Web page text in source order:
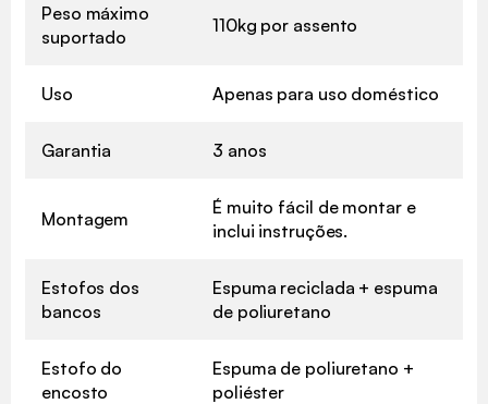
Peso máximo
suportado
110kg por assento
Uso Apenas para uso doméstico
Garantia 3 anos
Montagem
É muito fácil de montar e
inclui instruções.
Estofos dos
bancos
Espuma reciclada + espuma
de poliuretano
Estofo do
encosto
Espuma de poliuretano +
poliéster